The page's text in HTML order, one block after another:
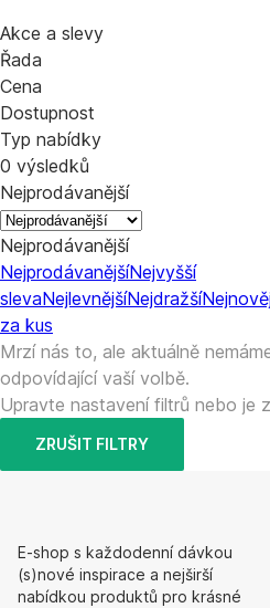
Akce a slevy
Řada
Cena
Dostupnost
Typ nabídky
0 výsledků
Nejprodávanější
Nejprodávanější
NejprodávanějšíNejvyšší
slevaNejlevnějšíNejdražší
za kus
Mrzí nás to, ale aktuálně
odpovídající vaší volbě.
Upravte nastavení filtrů nebo je
ZRUŠIT FILTRY
E-shop s každodenní dávkou
(s)nové inspirace a nejširší
nabídkou produktů pro krásné